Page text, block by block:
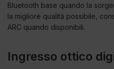
Bluetooth base quando la
la migliore qualità possibile,
ARC quando disponibili.
Ingresso ottico